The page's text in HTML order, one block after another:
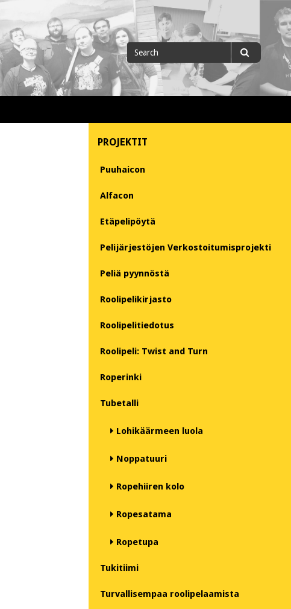
Search
for
PROJEKTIT
Puuhaicon
Alfacon
Etäpelipöytä
Pelijärjestöjen Verkostoitumisprojekti
Peliä pyynnöstä
Roolipelikirjasto
Roolipelitiedotus
Roolipeli: Twist and Turn
Roperinki
Tubetalli
Lohikäärmeen luola
Noppatuuri
Ropehiiren kolo
Ropesatama
Ropetupa
Tukitiimi
Turvallisempaa roolipelaamista